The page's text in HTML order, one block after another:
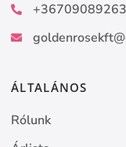
+36709089263
ÁLTALÁNOS
Rólunk